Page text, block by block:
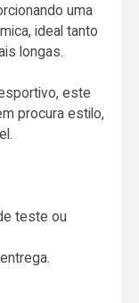
uma
ideal tanto
longas.
este
procura estilo,
teste ou